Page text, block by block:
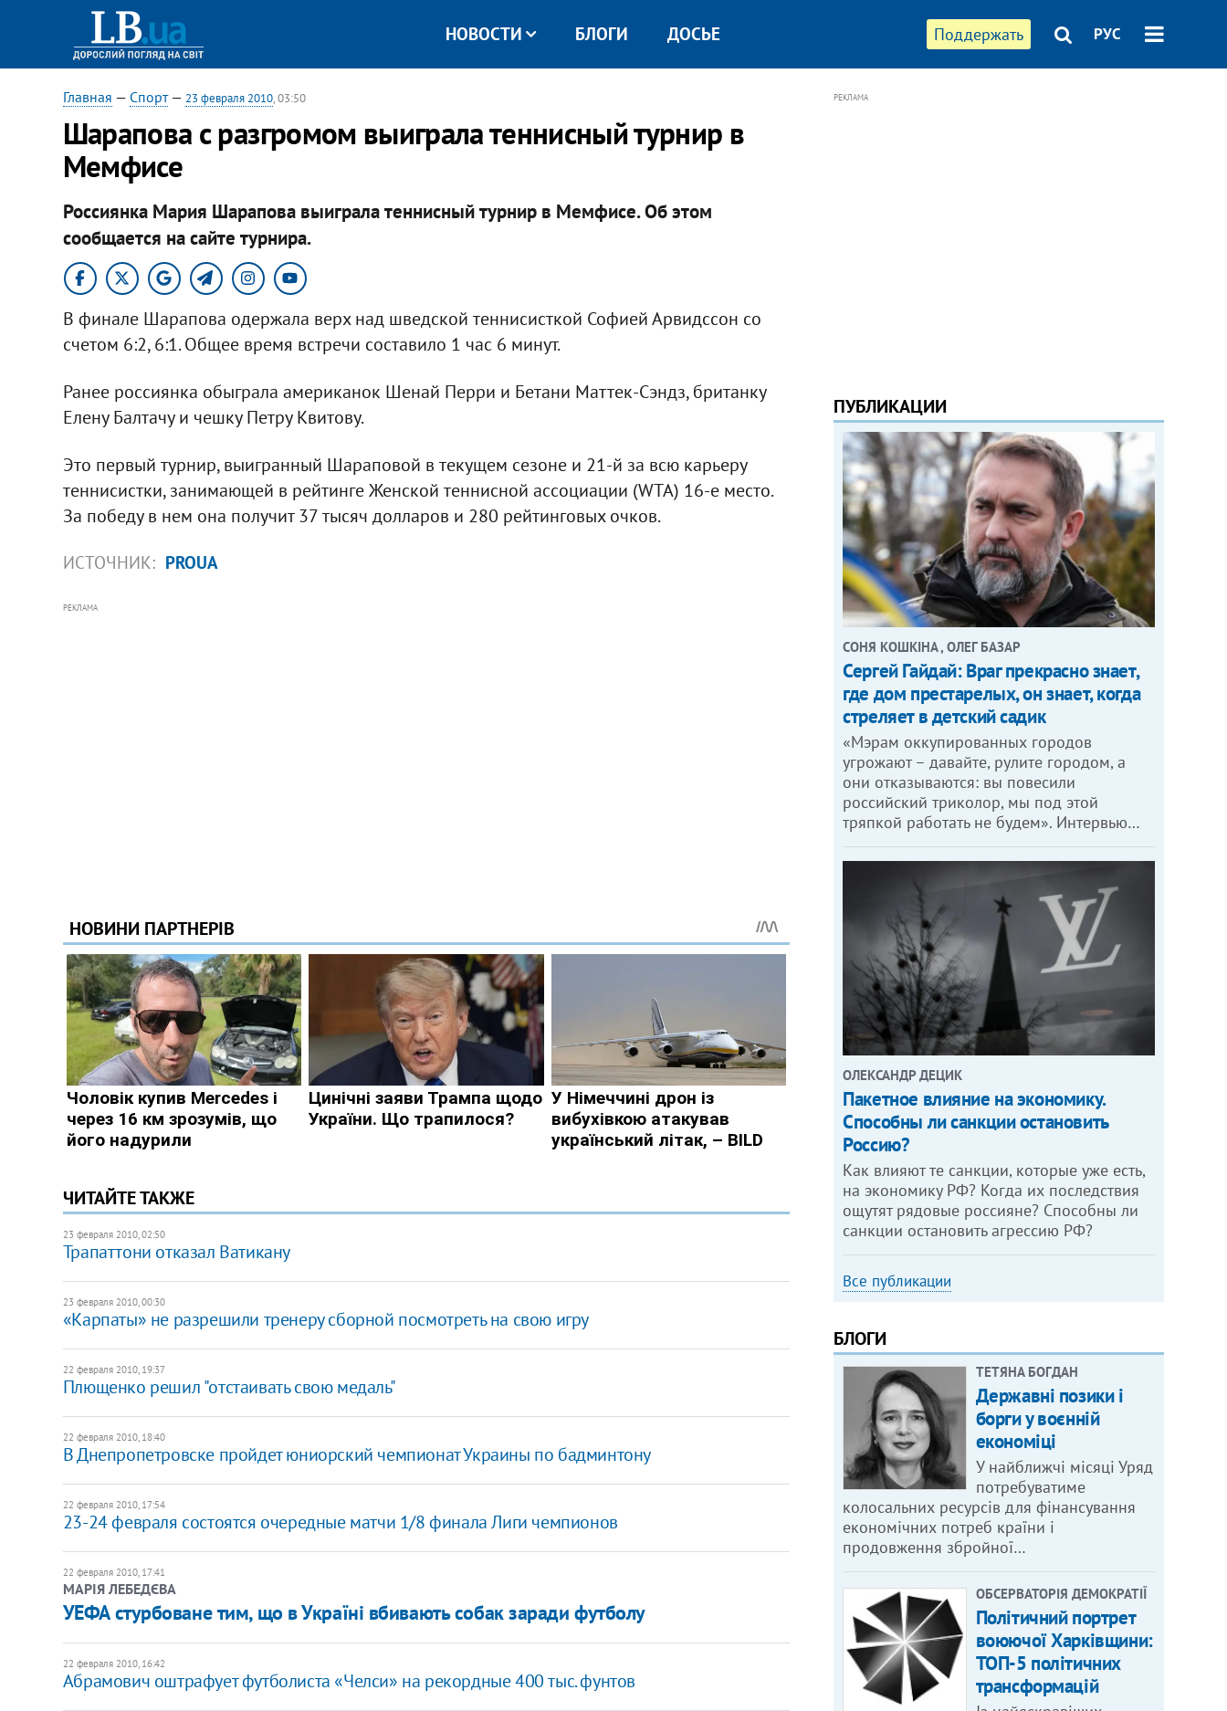
Поддержать РУС
НОВОСТИ БЛОГИ ДОСЬЕ
Главная — Спорт— 23 февраля 2010, 03:50
Шарапова с разгромом выиграла теннисный турнир в
Мемфисе
Россиянка Мария Шарапова выиграла теннисный турнир в Мемфисе. Об этом
сообщается на сайте турнира.
В финале Шарапова одержала верх над шведской теннисисткой Софией Арвидссон со
счетом 6:2, 6:1. Общее время встречи составило 1 час 6 минут.
Ранее россиянка обыграла американок Шенай Перри и Бетани Маттек-Сэндз, британку
Елену Балтачу и чешку Петру Квитову.
Это первый турнир, выигранный Шараповой в текущем сезоне и 21-й за всю карьеру
теннисистки, занимающей в рейтинге Женской теннисной ассоциации (WTA) 16-е место.
За победу в нем она получит 37 тысяч долларов и 280 рейтинговых очков.
ИСТОЧНИК: PROUA
РЕКЛАМА
ЧИТАЙТЕ ТАКЖЕ
23 февраля 2010, 02:50
Трапаттони отказал Ватикану
23 февраля 2010, 00:30
«Карпаты» не разрешили тренеру сборной посмотреть на свою игру
22 февраля 2010, 19:37
Плющенко решил "отстаивать свою медаль"
22 февраля 2010, 18:40
В Днепропетровске пройдет юниорский чемпионат Украины по бадминтону
22 февраля 2010, 17:54
23-24 февраля состоятся очередные матчи 1/8 финала Лиги чемпионов
22 февраля 2010, 17:41
МАРІЯ ЛЕБЕДЄВА
УЕФА стурбоване тим, що в Україні вбивають собак заради футболу
22 февраля 2010, 16:42
Абрамович оштрафует футболиста «Челси» на рекордные 400 тыс. фунтов
РЕКЛАМА
ПУБЛИКАЦИИ
СОНЯ КОШКІНА , ОЛЕГ БАЗАР
Сергей Гайдай: Враг прекрасно знает,
где дом престарелых, он знает, когда
стреляет в детский садик
«Мэрам оккупированных городов
угрожают – давайте, рулите городом, а
они отказываются: вы повесили
российский триколор, мы под этой
тряпкой работать не будем». Интервью…
ОЛЕКСАНДР ДЕЦИК
Пакетное влияние на экономику.
Способны ли санкции остановить
Россию?
Как влияют те санкции, которые уже есть,
на экономику РФ? Когда их последствия
ощутят рядовые россияне? Способны ли
санкции остановить агрессию РФ?
Все публикации
БЛОГИ
ТЕТЯНА БОГДАН
Державні позики і
борги у воєнній
економіці
У найближчі місяці Уряд
потребуватиме
колосальних ресурсів для фінансування
економічних потреб країни і
продовження збройної…
ОБСЕРВАТОРІЯ ДЕМОКРАТІЇ
Політичний портрет
воюючої Харківщини:
ТОП-5 політичних
трансформацій